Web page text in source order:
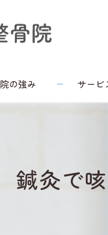
の強み サービ
鍼灸で